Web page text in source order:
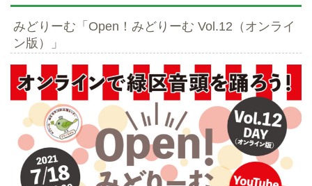
みどりーむ「Open！みどりーむ Vol.12（オンライ
ン版）」